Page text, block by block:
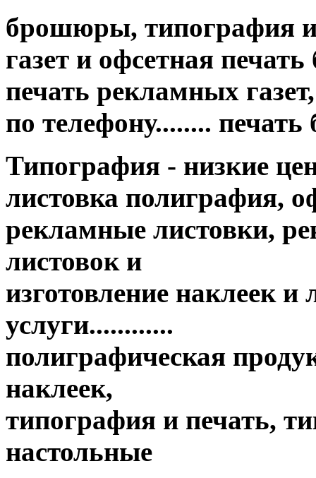
брошюры, типография
газет и офсетная
печать рекламных
по телефону........
Типография - низкие
листовка полиграфия,
рекламные листовки,
листовок и
изготовление наклеек
услуги............
полиграфическая
наклеек,
типография и печать,
настольные